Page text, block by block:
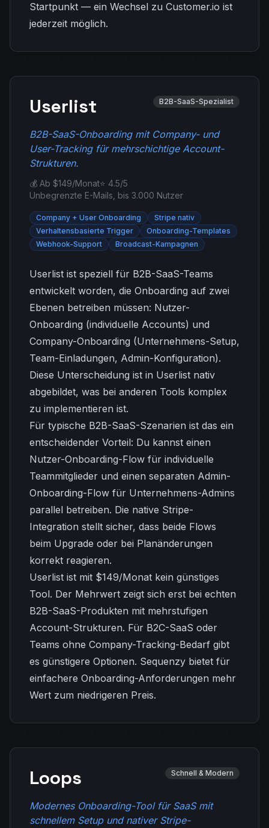
Startpunkt — ein Wechsel zu Customer.io ist
jederzeit möglich.
Userlist B2B-SaaS-Spezialist
B2B-SaaS-Onboarding mit Company- und
User-Tracking für mehrschichtige Account-
Strukturen.
💰 Ab $149/Monat⭐ 4.5/5
Unbegrenzte E-Mails, bis 3.000 Nutzer
Company + User Onboarding
Stripe nativ
Verhaltensbasierte Trigger
Onboarding-Templates
Webhook-Support
Broadcast-Kampagnen
Userlist ist speziell für B2B-SaaS-Teams
entwickelt worden, die Onboarding auf zwei
Ebenen betreiben müssen: Nutzer-
Onboarding (individuelle Accounts) und
Company-Onboarding (Unternehmens-Setup,
Team-Einladungen, Admin-Konfiguration).
Diese Unterscheidung ist in Userlist nativ
abgebildet, was bei anderen Tools komplex
zu implementieren ist.
Für typische B2B-SaaS-Szenarien ist das ein
entscheidender Vorteil: Du kannst einen
Nutzer-Onboarding-Flow für individuelle
Teammitglieder und einen separaten Admin-
Onboarding-Flow für Unternehmens-Admins
parallel betreiben. Die native Stripe-
Integration stellt sicher, dass beide Flows
beim Upgrade oder bei Planänderungen
korrekt reagieren.
Userlist ist mit $149/Monat kein günstiges
Tool. Der Mehrwert zeigt sich erst bei echten
B2B-SaaS-Produkten mit mehrstufigen
Account-Strukturen. Für B2C-SaaS oder
Teams ohne Company-Tracking-Bedarf gibt
es günstigere Optionen. Sequenzy bietet für
einfachere Onboarding-Anforderungen mehr
Wert zum niedrigeren Preis.
Loops Schnell & Modern
Modernes Onboarding-Tool für SaaS mit
schnellem Setup und nativer Stripe-